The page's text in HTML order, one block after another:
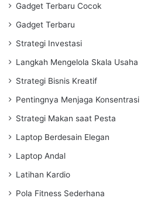
Gadget Terbaru Cocok
Gadget Terbaru
Strategi Investasi
Langkah Mengelola Skala Usaha
Strategi Bisnis Kreatif
Pentingnya Menjaga Konsentrasi
Strategi Makan saat Pesta
Laptop Berdesain Elegan
Laptop Andal
Latihan Kardio
Pola Fitness Sederhana